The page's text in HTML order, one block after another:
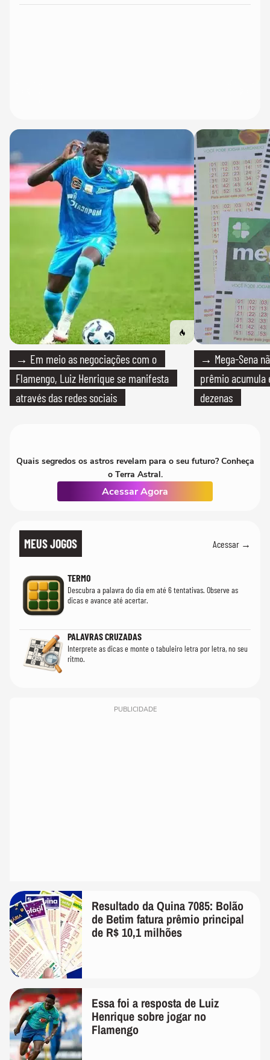
→ Em meio as negociações com o
Flamengo, Luiz Henrique se manifesta
através das redes sociais
→ Mega-Sena
prêmio acumula
dezenas
Quais segredos os astros revelam para o seu futuro? Conheça
o Terra Astral.
Acessar Agora
MEUS JOGOS Acessar →
TERMO
Descubra a palavra do dia em até 6 tentativas. Observe as
dicas e avance até acertar.
PALAVRAS CRUZADAS
Interprete as dicas e monte o tabuleiro letra por letra, no seu
ritmo.
PUBLICIDADE
Resultado da Quina 7085: Bolão
de Betim fatura prêmio principal
de R$ 10,1 milhões
Essa foi a resposta de Luiz
Henrique sobre jogar no
Flamengo